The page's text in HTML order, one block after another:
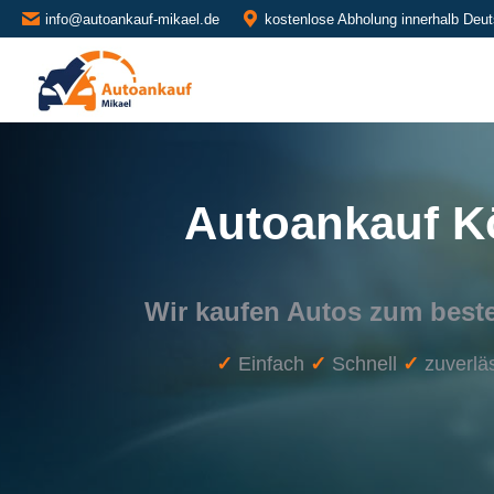
info@autoankauf-mikael.de kostenlose Abholung innerhalb
Autoankauf
Wir kaufen Autos zum
✓ Einfach ✓ Schnell ✓